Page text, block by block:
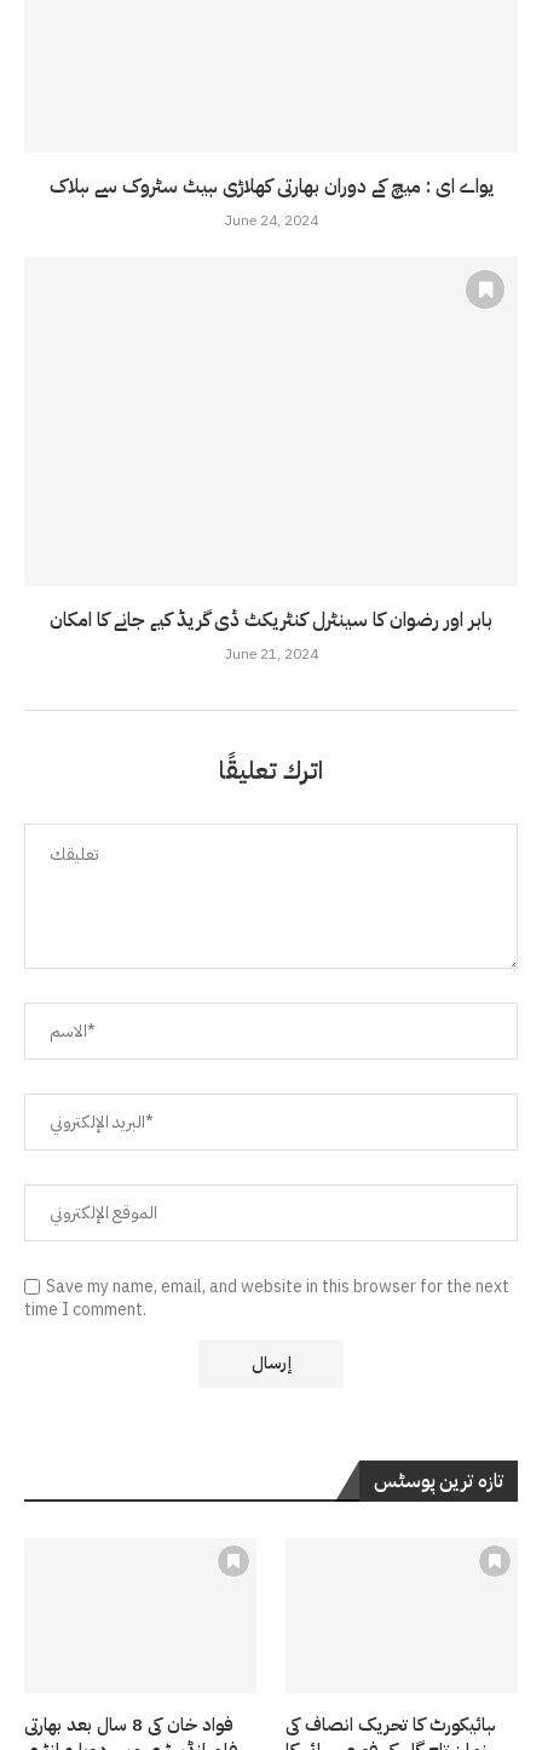
یواے ای : میچ کے دوران بھارتی کھلاڑی ہیٹ سٹروک سے ہلاک
June 24, 2024
بابر اور رضوان کا سینٹرل کنٹریکٹ ڈی گریڈ کیے جانے کا امکان
June 21, 2024
اترك تعليقًا
Save my name, email, and website in this browser for the next
time I comment.
تازہ ترین پوسٹس
فواد خان کی 8 سال بعد بھارتی
ہائیکورٹ کا تحریک انصاف کی